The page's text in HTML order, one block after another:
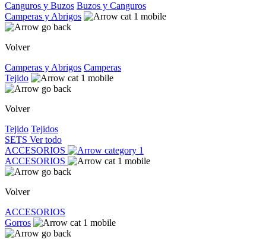
Canguros y Buzos Buzos y Canguros
Camperas y Abrigos
Volver
Camperas y Abrigos Camperas
Tejido
Volver
Tejido Tejidos
SETS Ver todo
ACCESORIOS
ACCESORIOS
Volver
ACCESORIOS
Gorros